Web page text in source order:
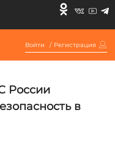
Войти / Регистрация
России
в